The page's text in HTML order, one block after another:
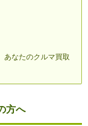
なたのクルマ買取
方へ